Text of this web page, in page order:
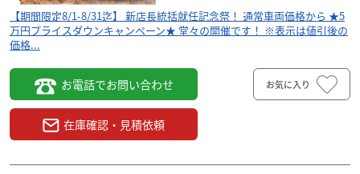
【期間限定8/1-8/31迄】 新店長統括就任記念祭！ 通常車両価格から ★5
万円プライスダウンキャンペーン★ 堂々の開催です！ ※表示は値引後の
価格...
お電話でお問い合わせ
在庫確認・見積依頼
お気に入り